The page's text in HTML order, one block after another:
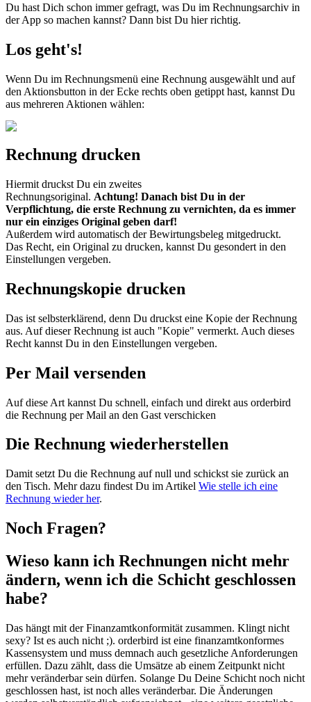
Du hast Dich schon immer gefragt, was Du im Rechnungsarchiv in
der App so machen kannst? Dann bist Du hier richtig.
Los geht's!
Wenn Du im Rechnungsmenü eine Rechnung ausgewählt und auf
den Aktionsbutton in der Ecke rechts oben getippt hast, kannst Du
aus mehreren Aktionen wählen:
Rechnung drucken
Hiermit druckst Du ein zweites
Rechnungsoriginal. Achtung! Danach bist Du in der
Verpflichtung, die erste Rechnung zu vernichten, da es immer
nur ein einziges Original geben darf!
Außerdem wird automatisch der Bewirtungsbeleg mitgedruckt.
Das Recht, ein Original zu drucken, kannst Du gesondert in den
Einstellungen vergeben.
Rechnungskopie drucken
Das ist selbsterklärend, denn Du druckst eine Kopie der Rechnung
aus. Auf dieser Rechnung ist auch "Kopie" vermerkt. Auch dieses
Recht kannst Du in den Einstellungen vergeben.
Per Mail versenden
Auf diese Art kannst Du schnell, einfach und direkt aus orderbird
die Rechnung per Mail an den Gast verschicken
Die Rechnung wiederherstellen
Damit setzt Du die Rechnung auf null und schickst sie zurück an
den Tisch. Mehr dazu findest Du im Artikel Wie stelle ich eine
Rechnung wieder her.
Noch Fragen?
Wieso kann ich Rechnungen nicht mehr
ändern, wenn ich die Schicht geschlossen
habe?
Das hängt mit der Finanzamtkonformität zusammen. Klingt nicht
sexy? Ist es auch nicht ;). orderbird ist eine finanzamtkonformes
Kassensystem und muss demnach auch gesetzliche Anforderungen
erfüllen. Dazu zählt, dass die Umsätze ab einem Zeitpunkt nicht
mehr veränderbar sein dürfen. Solange Du Deine Schicht noch nicht
geschlossen hast, ist noch alles veränderbar. Die Änderungen